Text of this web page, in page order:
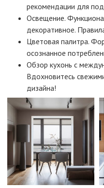
рекомендации для
Освещение.
декоративное.
Цветовая палитра.
осознанное
Обзор кухонь с
Вдохновитесь
дизайна!